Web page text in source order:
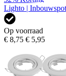
Lighto |
Op voorraad
€ 8,75 € 5,95